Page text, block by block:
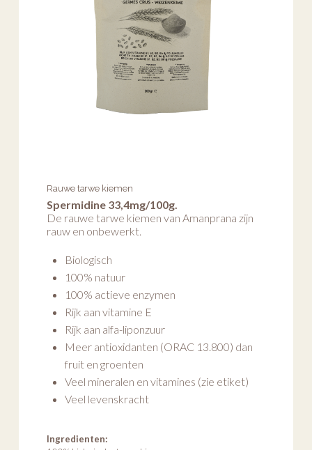
Rauwe tarwe kiemen
Spermidine 33,4mg/100g.
De rauwe tarwe kiemen van Amanprana zijn
rauw en onbewerkt.
Biologisch
100% natuur
100% actieve enzymen
Rijk aan vitamine E
Rijk aan alfa-liponzuur
Meer antioxidanten (ORAC 13.800) dan
fruit en groenten
Veel mineralen en vitamines (zie etiket)
Veel levenskracht
Ingredienten: